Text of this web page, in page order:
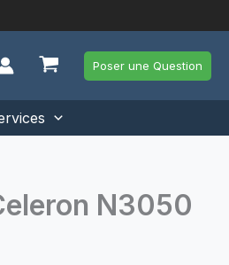
Poser une Question
N3050